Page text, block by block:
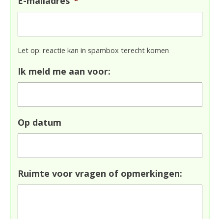
Let op: reactie kan in spambox terecht komen
Ik meld me aan voor:
Op datum
Ruimte voor vragen of opmerkingen: